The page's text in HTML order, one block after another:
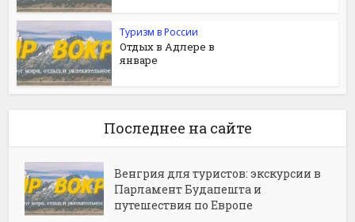
Туризм в России
Отдых в Адлере в
январе
Последнее на сайте
Венгрия для туристов: экскурсии в
Парламент Будапешта и
путешествия по Европе